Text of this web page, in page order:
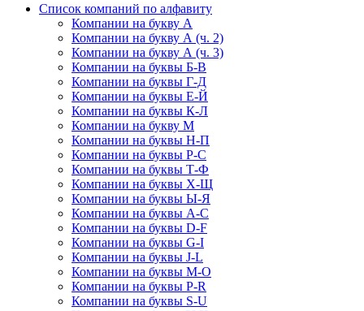
Список компаний по алфавиту
Компании на букву А
Компании на букву А (ч. 2)
Компании на букву А (ч. 3)
Компании на буквы Б-В
Компании на буквы Г-Д
Компании на буквы Е-Й
Компании на буквы К-Л
Компании на букву М
Компании на буквы Н-П
Компании на буквы Р-С
Компании на буквы Т-Ф
Компании на буквы Х-Щ
Компании на буквы Ы-Я
Компании на буквы A-C
Компании на буквы D-F
Компании на буквы G-I
Компании на буквы J-L
Компании на буквы M-O
Компании на буквы P-R
Компании на буквы S-U